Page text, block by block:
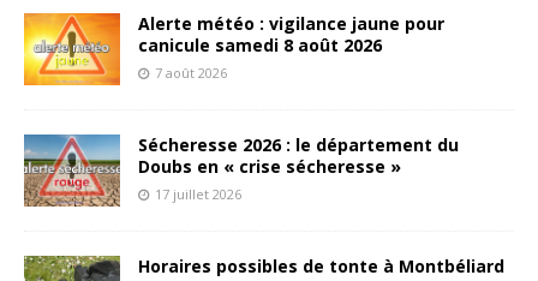
Alerte météo : vigilance jaune pour
canicule samedi 8 août 2026
7 août 2026
Sécheresse 2026 : le département du
Doubs en « crise sécheresse »
17 juillet 2026
Horaires possibles de tonte à Montbéliard